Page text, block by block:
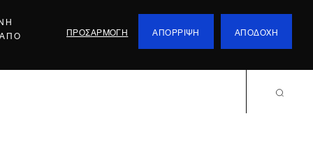
ΠΡΟΣΑΡΜΟΓΗ ΑΠΟΡΡΙΨΗ ΑΠΟΔΟΧΗ